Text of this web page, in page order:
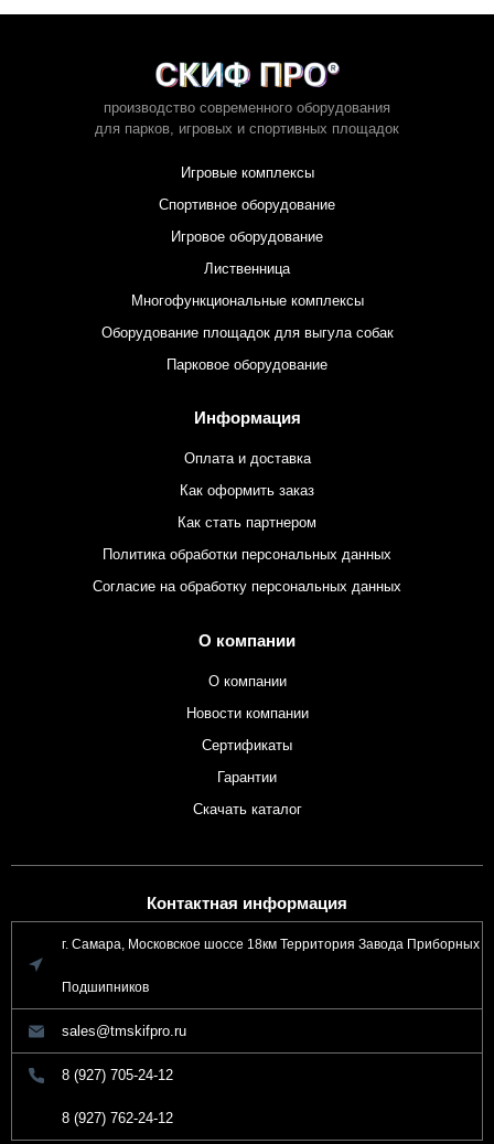
производство современного оборудования
для парков, игровых и спортивных площадок
Игровые комплексы
Спортивное оборудование
Игровое оборудование
Лиственница
Многофункциональные комплексы
Оборудование площадок для выгула собак
Парковое оборудование
Информация
Оплата и доставка
Как оформить заказ
Как стать партнером
Политика обработки персональных данных
Согласие на обработку персональных данных
О компании
О компании
Новости компании
Сертификаты
Гарантии
Скачать каталог
Контактная информация
г. Самара, Московское шоссе 18км Территория Завода Приборных
Подшипников
sales@tmskifpro.ru
8 (927) 705-24-12
8 (927) 762-24-12